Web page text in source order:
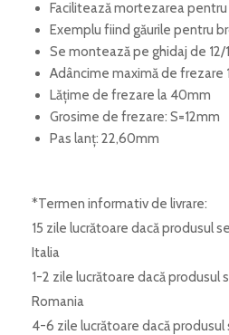
Facilitează mortezarea
Exemplu fiind găurile pentru
Se montează pe ghidaj de 12/
Adâncime maximă de frezare
Lățime de frezare la 40mm
Grosime de frezare: S=12mm
Pas lanț: 22,60mm
*Termen informativ de livrare:
15 zile lucrătoare dacă produsul
Italia
1-2 zile lucrătoare dacă produsul
Romania
4-6 zile lucrătoare dacă